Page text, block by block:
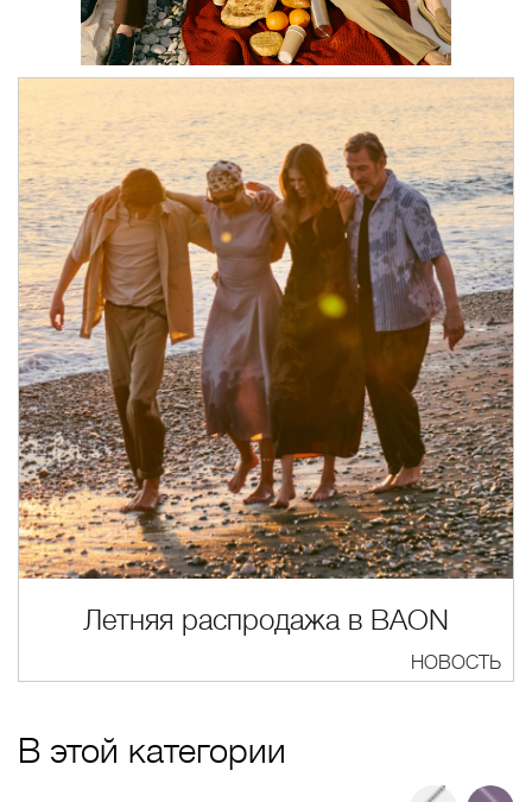
Летняя распродажа в BAON
НОВОСТЬ
В этой категории